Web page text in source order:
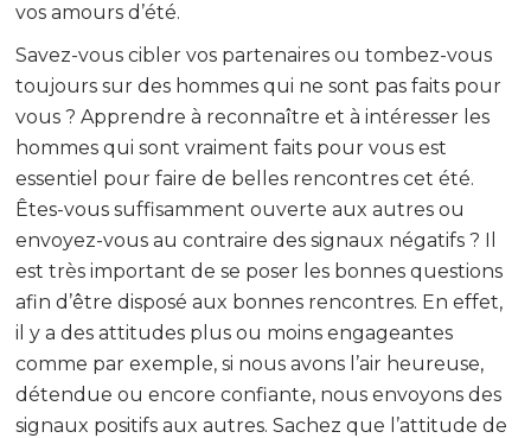
vos amours d’été.
Savez-vous cibler vos partenaires ou tombez-vous
toujours sur des hommes qui ne sont pas faits pour
vous ? Apprendre à reconnaître et à intéresser les
hommes qui sont vraiment faits pour vous est
essentiel pour faire de belles rencontres cet été.
Êtes-vous suffisamment ouverte aux autres ou
envoyez-vous au contraire des signaux négatifs ? Il
est très important de se poser les bonnes questions
afin d’être disposé aux bonnes rencontres. En effet,
il y a des attitudes plus ou moins engageantes
comme par exemple, si nous avons l’air heureuse,
détendue ou encore confiante, nous envoyons des
signaux positifs aux autres. Sachez que l’attitude de